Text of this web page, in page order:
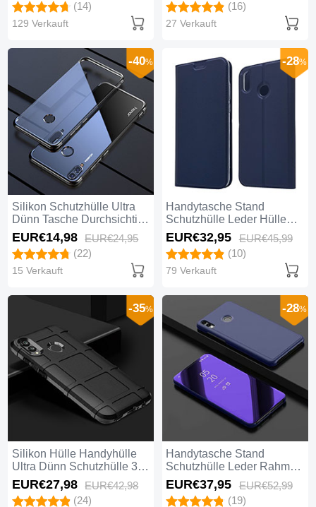
(14)
129 Verkauft
8X Weiß
(16)
27 Verkauft
Silikon Schutzhülle Ultra
Dünn Tasche Durchsichtig
Transparent H04 für
Huawei Honor 8X Schwarz
-40%
EUR€14,98 EUR€24,95
(22)
15 Verkauft
Handytasche Stand
Schutzhülle Leder Hülle
L05 für Huawei Honor 8X
Blau
-28%
EUR€32,95 EUR€45,99
(10)
79 Verkauft
Silikon Hülle Handyhülle
Ultra Dünn Schutzhülle 360
Grad Tasche für Huawei
Honor 8X Schwarz
-35%
EUR€27,98 EUR€42,98
(24)
Handytasche Stand
Schutzhülle Leder Rahmen
Spiegel Tasche für Huawei
Honor 8X Blau
-28%
EUR€37,95 EUR€52,99
(19)